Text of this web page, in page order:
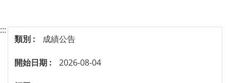
:::
成績公告
2026-08-04